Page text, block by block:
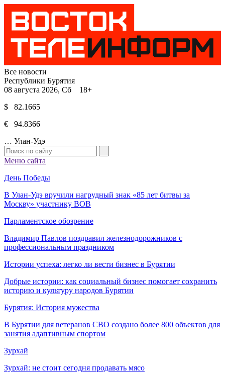
Все новости
Республики Бурятия
08 августа 2026, Сб 18+
$ 82.1665
€ 94.8366
… Улан-Удэ
Меню сайта
День Победы
В Улан-Удэ вручили нагрудный знак «85 лет битвы за
Москву» участнику ВОВ
Парламентское обозрение
Владимир Павлов поздравил железнодорожников с
профессиональным праздником
Истории успеха: легко ли вести бизнес в Бурятии
Добрые истории: как социальный бизнес помогает сохранить
историю и культуру народов Бурятии
Бурятия: История мужества
В Бурятии для ветеранов СВО создано более 800 объектов для
занятия адаптивным спортом
Зурхай
Зурхай: не стоит сегодня продавать мясо